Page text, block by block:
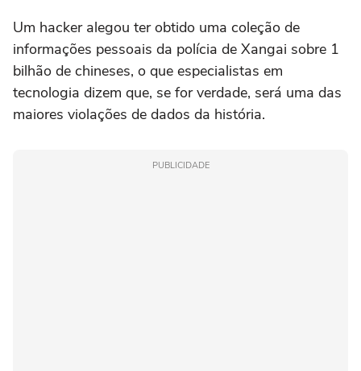
Um hacker alegou ter obtido uma coleção de
informações pessoais da polícia de Xangai sobre 1
bilhão de chineses, o que especialistas em
tecnologia dizem que, se for verdade, será uma das
maiores violações de dados da história.
PUBLICIDADE